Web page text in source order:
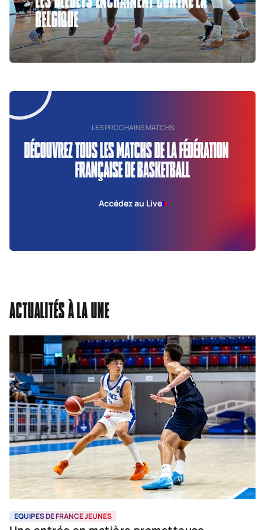
BELGIQUE
LES PROCHAINS MATCHS
DÉCOUVREZ TOUS LES MATCHS DE LA FÉDÉRATION
FRANÇAISE DE BASKETBALL
Accédez au Live
ACTUALITÉS À LA UNE
EQUIPES DE FRANCE JEUNES